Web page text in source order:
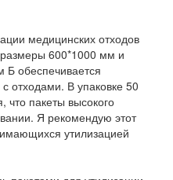
медицинских отходов
600*1000 мм и
обеспечивается
отходами. В упаковке 50
что пакеты высокого
Я рекомендую этот
утилизацией